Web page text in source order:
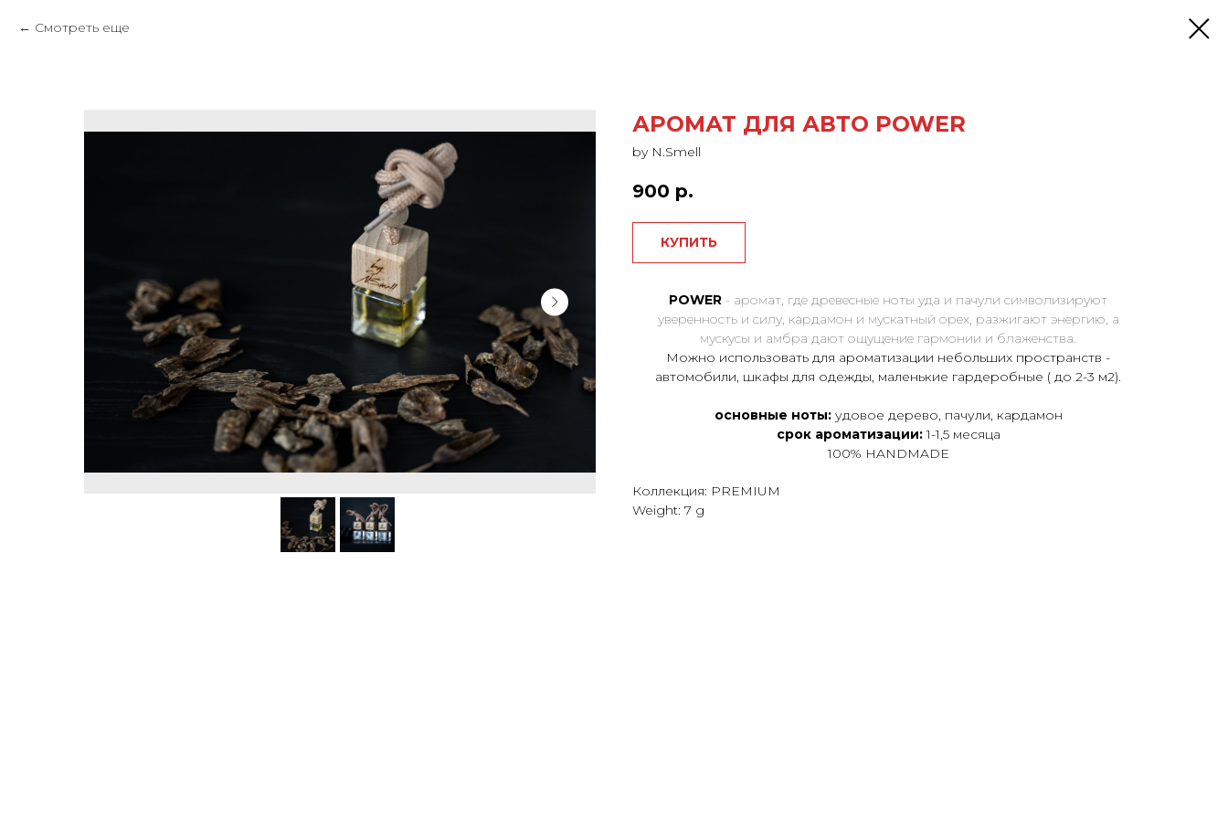
Смотреть еще
АРОМАТ ДЛЯ АВТО POWER
by N.Smell
900 р.
КУПИТЬ
POWER - аромат, где древесные ноты уда и пачули символизируют
уверенность и силу, кардамон и мускатный орех, разжигают энергию, а
мускусы и амбра дают ощущение гармонии и блаженства.
Можно использовать для ароматизации небольших пространств -
автомобили, шкафы для одежды, маленькие гардеробные ( до 2-3 м2).
основные ноты:удовое дерево, пачули, кардамон
срок ароматизации:1-1,5 месяца
100% HANDMADE
Коллекция: PREMIUM
Weight: 7 g